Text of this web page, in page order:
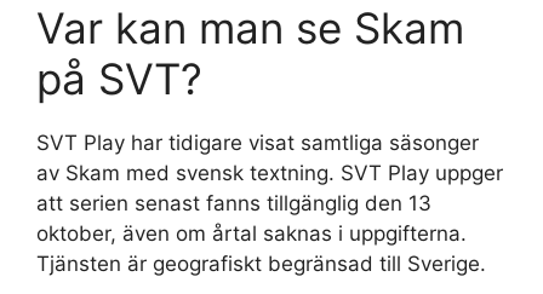
Var kan man se Skam
på SVT?
SVT Play har tidigare visat samtliga säsonger
av Skam med svensk textning. SVT Play uppger
att serien senast fanns tillgänglig den 13
oktober, även om årtal saknas i uppgifterna.
Tjänsten är geografiskt begränsad till Sverige.